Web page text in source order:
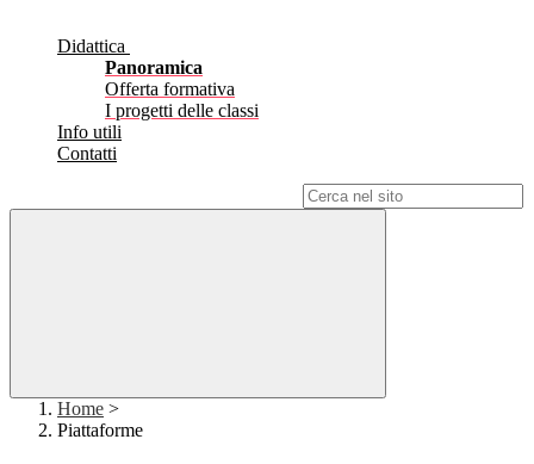
Didattica
Panoramica
Offerta formativa
I progetti delle classi
Info utili
Contatti
Home >
Piattaforme